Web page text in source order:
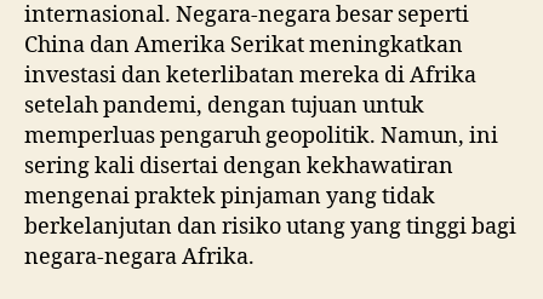
internasional. Negara-negara besar seperti
China dan Amerika Serikat meningkatkan
investasi dan keterlibatan mereka di Afrika
setelah pandemi, dengan tujuan untuk
memperluas pengaruh geopolitik. Namun, ini
sering kali disertai dengan kekhawatiran
mengenai praktek pinjaman yang tidak
berkelanjutan dan risiko utang yang tinggi bagi
negara-negara Afrika.